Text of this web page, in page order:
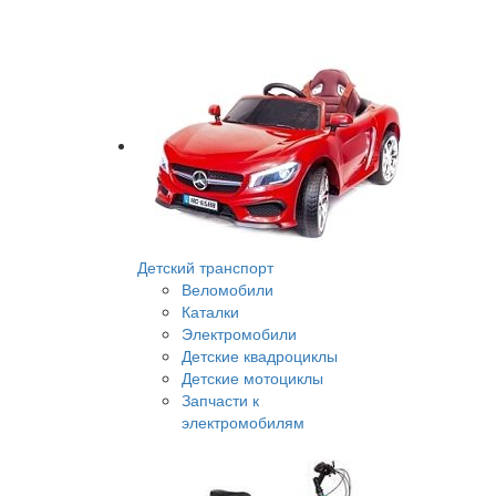
Детский транспорт
Веломобили
Каталки
Электромобили
Детские квадроциклы
Детские мотоциклы
Запчасти к
электромобилям